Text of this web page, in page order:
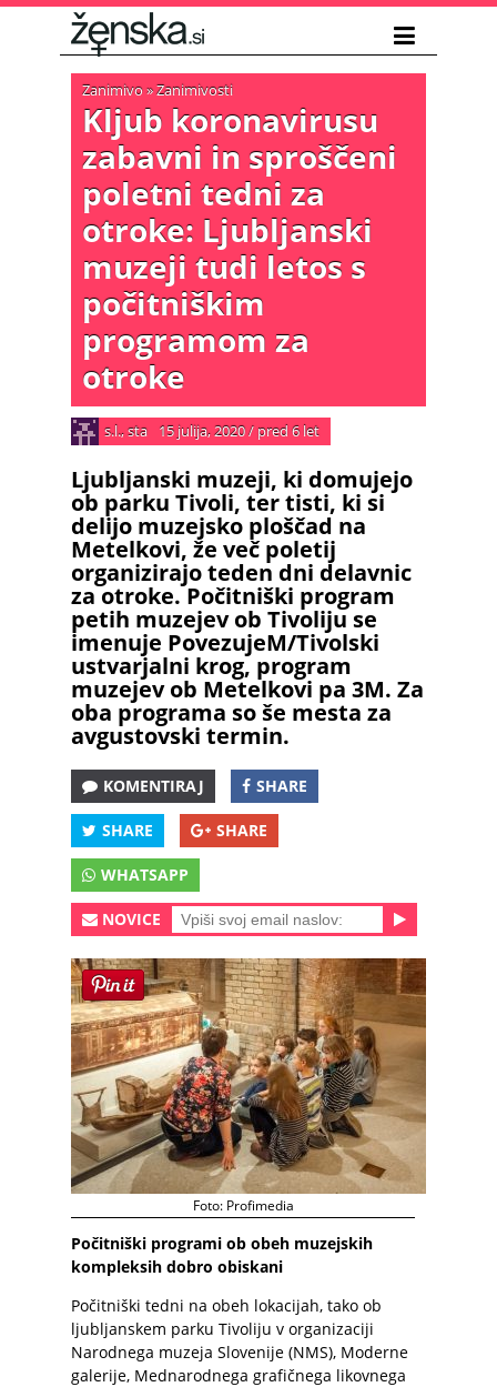
Zanimivo»Zanimivosti
Kljub koronavirusu
zabavni in sproščeni
poletni tedni za
otroke: Ljubljanski
muzeji tudi letos s
počitniškim
programom za
otroke
s.l., sta 15 julija, 2020/ pred 6 let
Ljubljanski muzeji, ki domujejo
ob parku Tivoli, ter tisti, ki si
delijo muzejsko ploščad na
Metelkovi, že več poletij
organizirajo teden dni delavnic
za otroke. Počitniški program
petih muzejev ob Tivoliju se
imenuje PovezujeM/Tivolski
ustvarjalni krog, program
muzejev ob Metelkovi pa 3M. Za
oba programa so še mesta za
avgustovski termin.
KOMENTIRAJ SHARE
SHARE SHARE
WHATSAPP
NOVICE
Foto: Profimedia
Počitniški programi ob obeh muzejskih
kompleksih dobro obiskani
Počitniški tedni na obeh lokacijah, tako ob
ljubljanskem parku Tivoliju v organizaciji
Narodnega muzeja Slovenije (NMS), Moderne
galerije, Mednarodnega grafičnega likovnega